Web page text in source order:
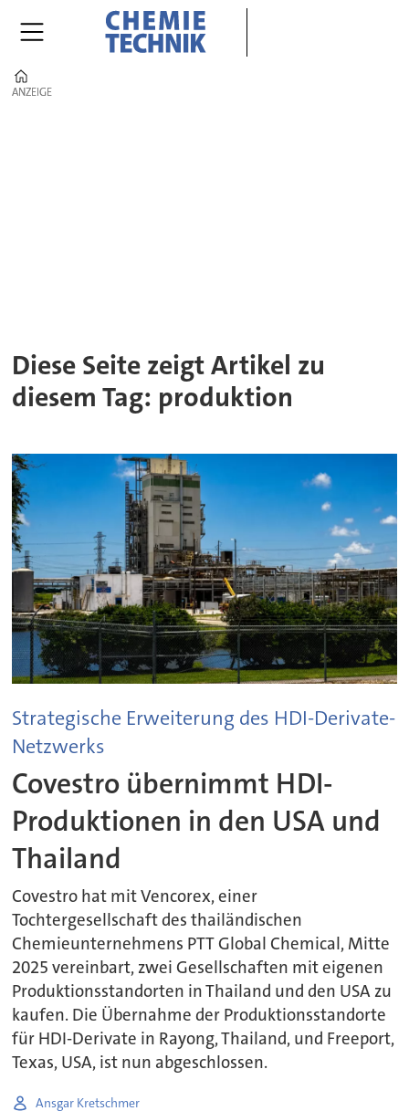
ANZEIGE
ANZEIGE
Diese Seite zeigt Artikel zu
diesem Tag: produktion
Strategische Erweiterung des HDI-Derivate-
Netzwerks
Covestro übernimmt HDI-
Produktionen in den USA und
Thailand
Covestro hat mit Vencorex, einer
Tochtergesellschaft des thailändischen
Chemieunternehmens PTT Global Chemical, Mitte
2025 vereinbart, zwei Gesellschaften mit eigenen
Produktionsstandorten in Thailand und den USA zu
kaufen. Die Übernahme der Produktionsstandorte
für HDI-Derivate in Rayong, Thailand, und Freeport,
Texas, USA, ist nun abgeschlossen.
Ansgar Kretschmer